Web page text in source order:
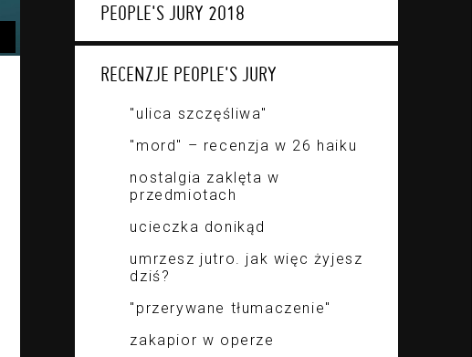
PEOPLE'S JURY 2018
RECENZJE PEOPLE'S JURY
"ulica szczęśliwa"
"mord" – recenzja w 26 haiku
nostalgia zaklęta w
przedmiotach
ucieczka donikąd
umrzesz jutro. jak więc żyjesz
dziś?
"przerywane tłumaczenie"
zakapior w operze